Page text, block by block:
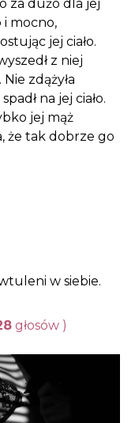
za dużo dla jej
i mocno,
jej ciało.
z niej
zdążyła
na jej ciało.
jej mąż
że tak dobrze go
w siebie.
głosów )